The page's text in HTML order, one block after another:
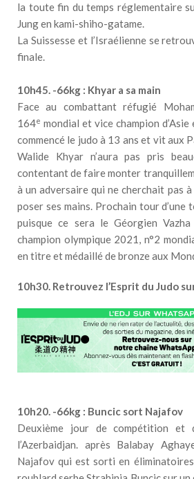
la toute fin du temps réglementaire
Jung en kami-shiho-gatame.
La Suissesse et l’Israélienne se
finale.
10h45. -66kg : Khyar a sa main
Face au combattant réfugié
164e mondial et vice champion
commencé le judo à 13 ans et vit aux
Walide Khyar n’aura pas pris
contentant de faire monter
à un adversaire qui ne cherchait pas
poser ses mains. Prochain tour
puisque ce sera le Géorgien
champion olympique 2021, n°2
en titre et médaillé de bronze aux
10h30. Retrouvez l’Esprit du Judo
10h20. -66kg : Buncic sort Najafov
Deuxième jour de compétition et
l’Azerbaidjan. après Balabay
Najafov qui est sorti en